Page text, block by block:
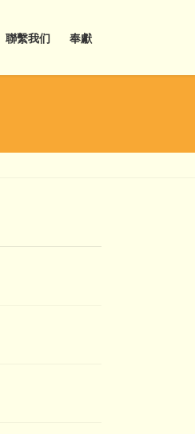
聯繫我们 奉獻